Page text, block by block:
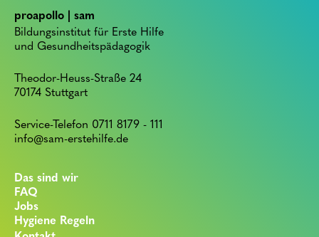
proapollo | sam
Bildungsinstitut für Erste Hilfe
und Gesundheitspädagogik
Theodor-Heuss-Straße 24
70174 Stuttgart
Service-Telefon 0711 8179 - 111
info@sam-erstehilfe.de
Das sind wir
FAQ
Jobs
Hygiene Regeln